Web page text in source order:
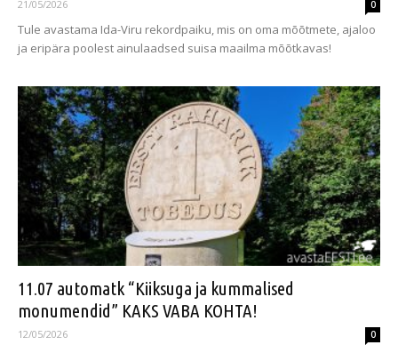
21/05/2026 0
Tule avastama Ida-Viru rekordpaiku, mis on oma mõõtmete, ajaloo
ja eripära poolest ainulaadsed suisa maailma mõõtkavas!
11.07 automatk “Kiiksuga ja kummalised
monumendid” KAKS VABA KOHTA!
12/05/2026 0